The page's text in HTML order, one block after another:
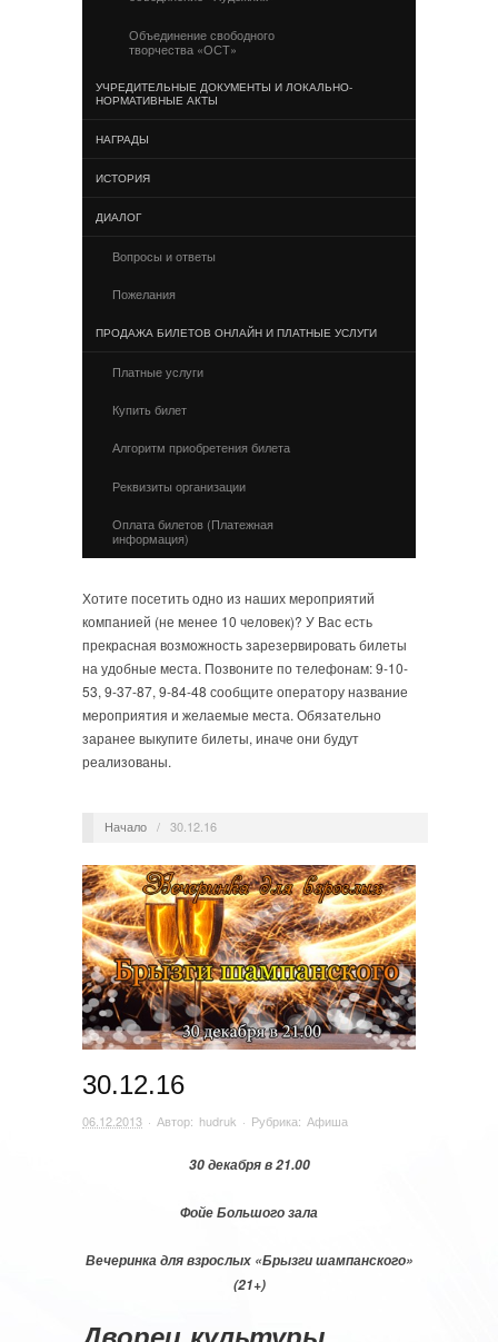
Объединение свободного
творчества «ОСТ»
УЧРЕДИТЕЛЬНЫЕ ДОКУМЕНТЫ И ЛОКАЛЬНО-
НОРМАТИВНЫЕ АКТЫ
НАГРАДЫ
ИСТОРИЯ
ДИАЛОГ
Вопросы и ответы
Пожелания
ПРОДАЖА БИЛЕТОВ ОНЛАЙН И ПЛАТНЫЕ УСЛУГИ
Платные услуги
Купить билет
Алгоритм приобретения билета
Реквизиты организации
Оплата билетов (Платежная
информация)
Хотите посетить одно из наших мероприятий
компанией (не менее 10 человек)? У Вас есть
прекрасная возможность зарезервировать билеты
на удобные места. Позвоните по телефонам: 9-10-
53, 9-37-87, 9-84-48 сообщите оператору название
мероприятия и желаемые места. Обязательно
заранее выкупите билеты, иначе они будут
реализованы.
Начало / 30.12.16
30.12.16
06.12.2013 · Автор: hudruk · Рубрика: Афиша
30 декабря в 21.00
Фойе Большого зала
Вечеринка для взрослых «Брызги шампанского»
(21+)